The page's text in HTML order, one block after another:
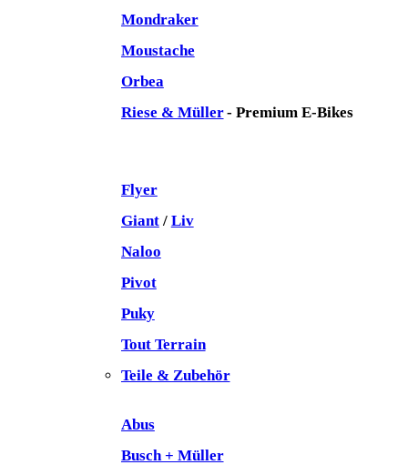
Mondraker
Moustache
Orbea
Riese & Müller- Premium E-Bikes
Flyer
Giant/ Liv
Naloo
Pivot
Puky
Tout Terrain
Teile & Zubehör
Abus
Busch + Müller